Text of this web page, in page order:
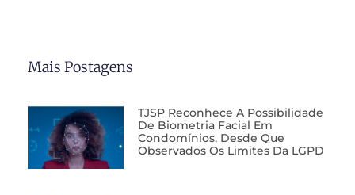
Mais Postagens
TJSP Reconhece A Possibilidade
De Biometria Facial Em
Condomínios, Desde Que
Observados Os Limites Da LGPD